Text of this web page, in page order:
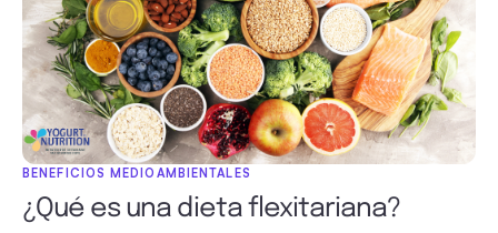
BENEFICIOS MEDIOAMBIENTALES
¿Qué es una dieta flexitariana?